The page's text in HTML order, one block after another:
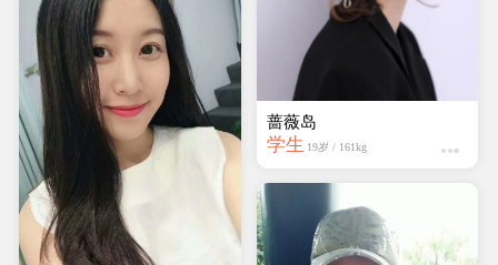
万梦娜
学生 21岁 / 158kg